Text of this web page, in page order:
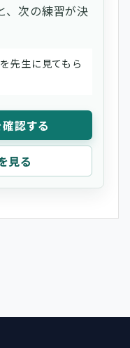
、次の練習が決
先生に見てもら
認する
見る